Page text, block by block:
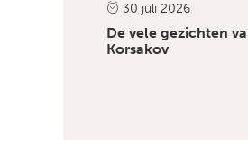
30 juli 2026
De vele gezichten
Korsakov